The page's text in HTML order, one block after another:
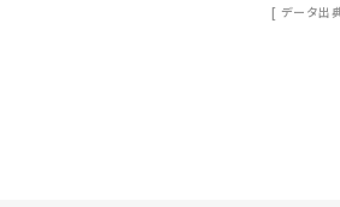
[ データ出